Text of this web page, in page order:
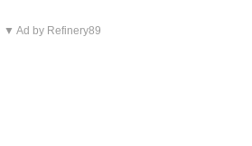
▼ Ad by Refinery89